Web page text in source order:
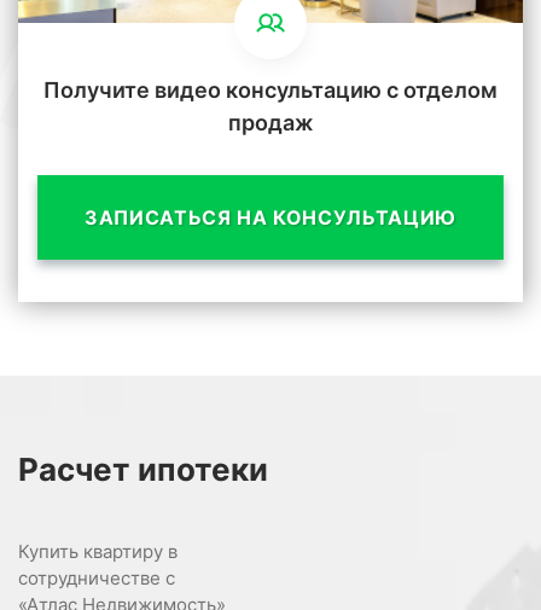
Получите видео консультацию с отделом
продаж
ЗАПИСАТЬСЯ НА КОНСУЛЬТАЦИЮ
Расчет ипотеки
Купить квартиру в
сотрудничестве с
«Атлас Недвижимость»